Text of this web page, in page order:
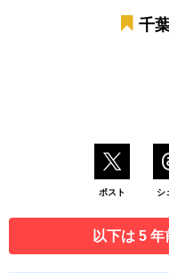
千
ポスト シ
以下は 5